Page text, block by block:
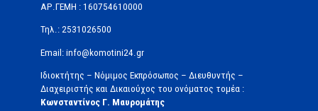
ΑΡ.ΓΕΜΗ : 160754610000
Τηλ.: 2531026500
Email: info@komotini24.gr
Ιδιοκτήτης – Νόμιμος Εκπρόσωπος – Διευθυντής –
Διαχειριστής και Δικαιούχος του ονόματος τομέα :
Κωνσταντίνος Γ. Μαυρομάτης